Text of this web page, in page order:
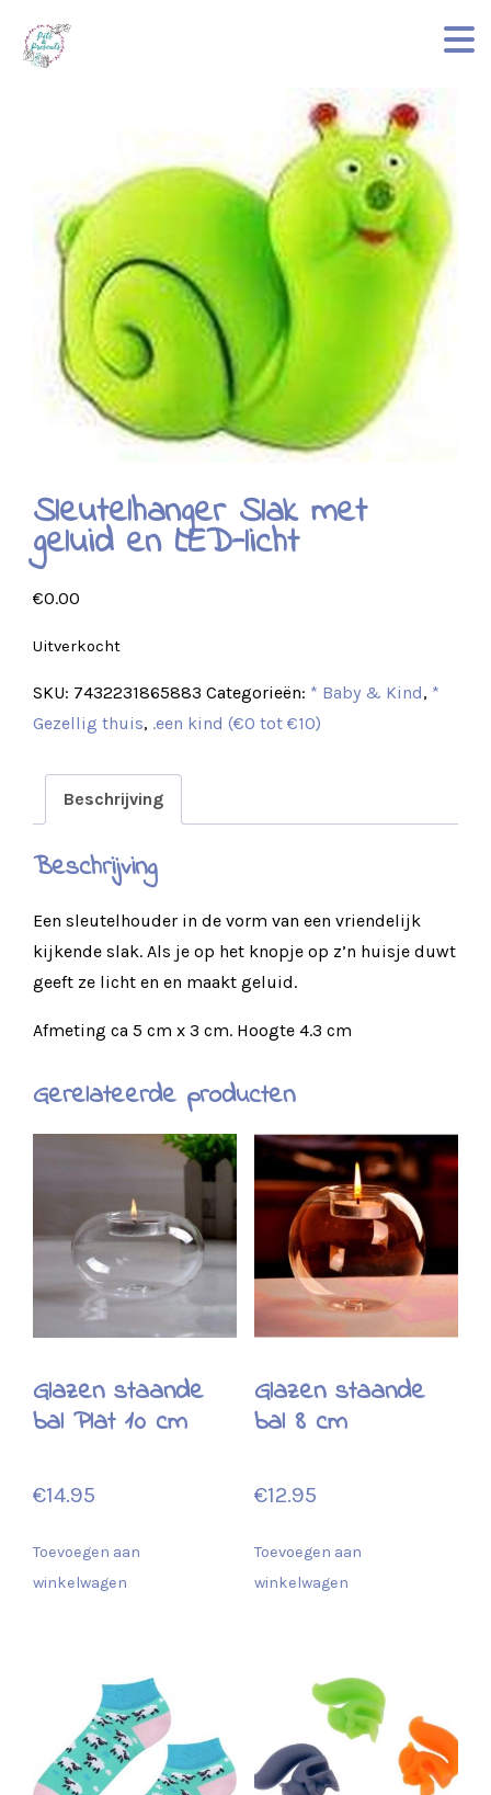
Sleutelhanger Slak met
geluid en LED-licht
€0.00
Uitverkocht
SKU: 7432231865883 Categorieën: * Baby & Kind, *
Gezellig thuis, .een kind (€0 tot €10)
Beschrijving
Beschrijving
Een sleutelhouder in de vorm van een vriendelijk
kijkende slak. Als je op het knopje op z’n huisje duwt
geeft ze licht en en maakt geluid.
Afmeting ca 5 cm x 3 cm. Hoogte 4.3 cm
Gerelateerde producten
Glazen staande
bal Plat 10 cm
€14.95
Toevoegen aan
winkelwagen
Glazen staande
bal 8 cm
€12.95
Toevoegen aan
winkelwagen